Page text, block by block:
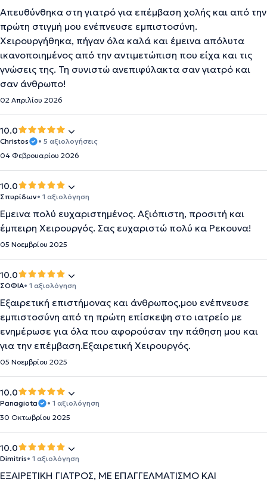
Απευθύνθηκα στη γιατρό για επέμβαση χολής και από την
πρώτη στιγμή μου ενέπνευσε εμπιστοσύνη.
Χειρουργήθηκα, πήγαν όλα καλά και έμεινα απόλυτα
ικανοποιημένος από την αντιμετώπιση που είχα και τις
γνώσεις της. Τη συνιστώ ανεπιφύλακτα σαν γιατρό και
σαν άνθρωπο!
02 Απριλίου 2026
10.0
Christos
• 5 αξιολογήσεις
04 Φεβρουαρίου 2026
10.0
Σπυρίδων• 1 αξιολόγηση
Έμεινα πολύ ευχαριστημένος. Αξιόπιστη, προσιτή και
έμπειρη Χειρουργός. Σας ευχαριστώ πολύ κα Ρεκουνα!
05 Νοεμβρίου 2025
10.0
ΣΟΦΙΑ• 1 αξιολόγηση
Εξαιρετική επιστήμονας και άνθρωπος,μου ενέπνευσε
εμπιστοσύνη από τη πρώτη επίσκεψη στο ιατρείο με
ενημέρωσε για όλα που αφορούσαν την πάθηση μου και
για την επέμβαση.Εξαιρετική Χειρουργός.
05 Νοεμβρίου 2025
10.0
Panagiota
• 1 αξιολόγηση
30 Οκτωβρίου 2025
10.0
Dimitris• 1 αξιολόγηση
EΞAIPETIKH ΓIATPOΣ, ME EΠAΓΓEΛMATIΣMO KAI